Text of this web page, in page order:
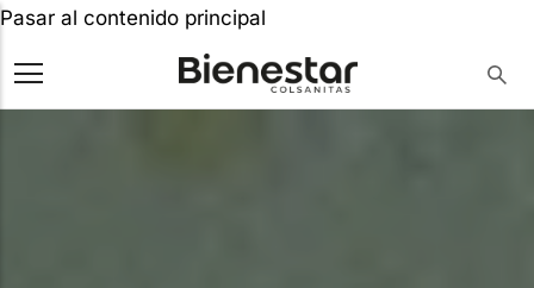
Pasar al contenido principal